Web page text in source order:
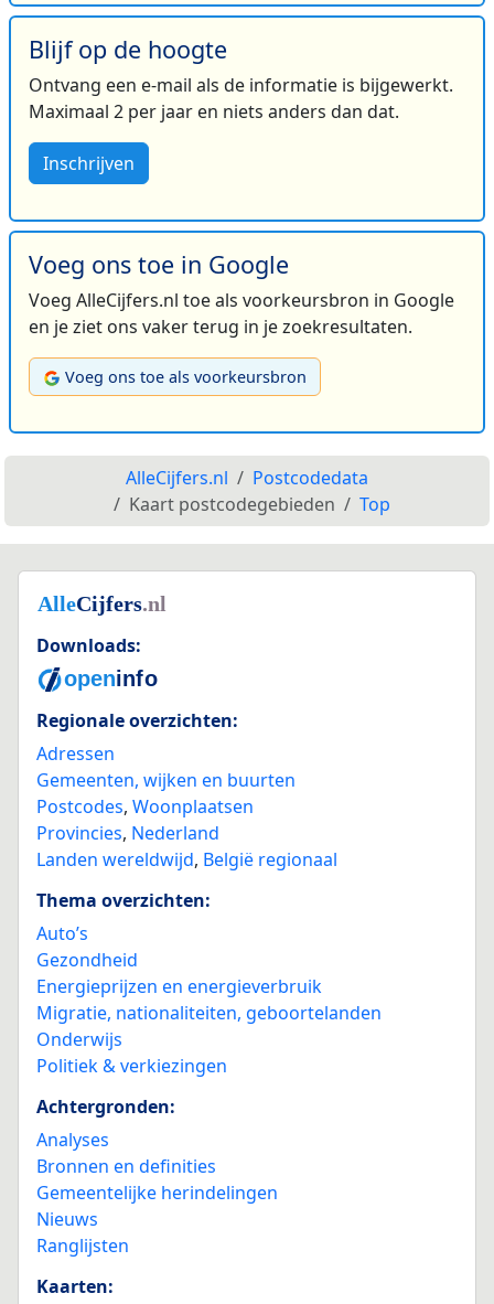
Blijf op de hoogte
Ontvang een e-mail als de informatie is bijgewerkt.
Maximaal 2 per jaar en niets anders dan dat.
Inschrijven
Voeg ons toe in Google
Voeg AlleCijfers.nl toe als voorkeursbron in Google
en je ziet ons vaker terug in je zoekresultaten.
Voeg ons toe als voorkeursbron
AlleCijfers.nl
Postcodedata
Kaart postcodegebieden
Top
Downloads:
Regionale overzichten:
Adressen
Gemeenten, wijken en buurten
Postcodes, Woonplaatsen
Provincies, Nederland
Landen wereldwijd, België regionaal
Thema overzichten:
Auto’s
Gezondheid
Energieprijzen en energieverbruik
Migratie, nationaliteiten, geboortelanden
Onderwijs
Politiek & verkiezingen
Achtergronden:
Analyses
Bronnen en definities
Gemeentelijke herindelingen
Nieuws
Ranglijsten
Kaarten: